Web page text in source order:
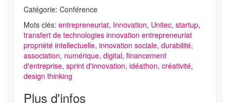
Catégorie: Conférence
Mots clés: entrepreneuriat, Innovation, Unitec, startup,
transfert de technologies innovation entrepreneuriat
propriété intellectuelle, innovation sociale, durabilité,
association, numérique, digital, financement
d'entreprise, sprint d'innovation, idéathon, créativité,
design thinking
Plus d'infos